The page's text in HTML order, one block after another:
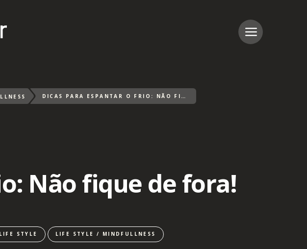
DICAS PARA ESPANTAR O FRIO: NÃO FIQUE DE FORA!
Não fique de fora!
LIFE STYLE LIFE STYLE / MINDFULLNESS